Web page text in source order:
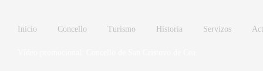
Inicio Concello Turismo Historia Servizos